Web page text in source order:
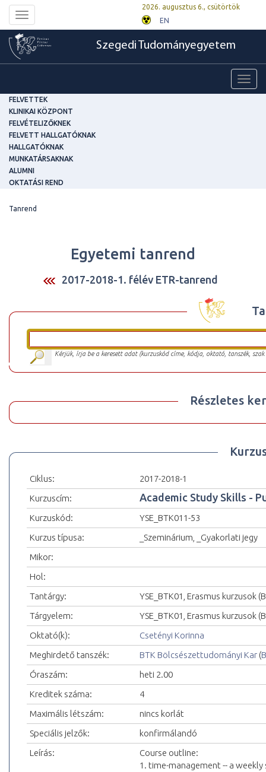
Toggle
navigation
2026. augusztus 6., csütörtök
EN
Szegedi Tudományegyetem
FELVETTEK
KLINIKAI KÖZPONT
FELVÉTELIZŐKNEK
FELVETT HALLGATÓKNAK
HALLGATÓKNAK
MUNKATÁRSAKNAK
ALUMNI
OKTATÁSI REND
Tanrend
Egyetemi tanrend
2017-2018-1. félév ETR-tanrend
Kérjük, írja be a keresett adat (kurzuskód címe, kódja, oktató, tanszék,
Részletes
Ciklus:
2017-2018-1
Kurzuscím:
Academic Study Skills -
Kurzuskód:
YSE_BTK011-53
Kurzus típusa:
_Szeminárium, _Gyakorlati jegy
Mikor:
Hol:
Tantárgy:
YSE_BTK01, Erasmus kurzusok
Tárgyelem:
YSE_BTK01, Erasmus kurzusok
Oktató(k):
Csetényi Korinna
Meghirdető tanszék:
BTK Bölcsészettudományi Kar (
Óraszám:
heti 2.00
Kreditek száma:
4
Maximális létszám:
nincs korlát
Speciális jelzők:
konfirmálandó
Leírás:
Course outline:
1. time-management -- a weekly